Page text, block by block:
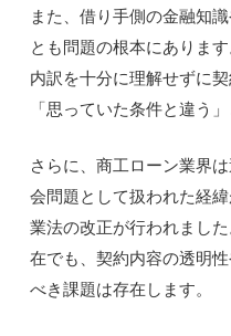
また、借り手側の金融知
とも問題の根本にありま
内訳を十分に理解せずに
「思っていた条件と違う
さらに、商工ローン業界
会問題として扱われた経
業法の改正が行われまし
在でも、契約内容の透明
べき課題は存在します。